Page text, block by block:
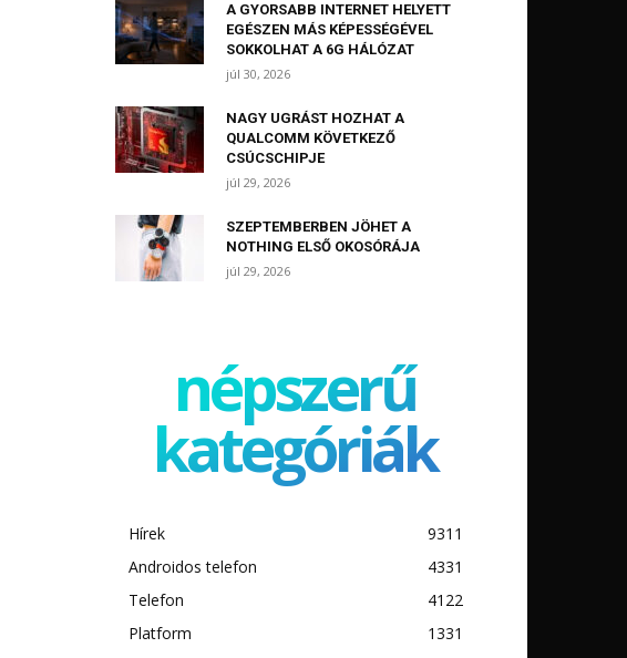
A GYORSABB INTERNET HELYETT
EGÉSZEN MÁS KÉPESSÉGÉVEL
SOKKOLHAT A 6G HÁLÓZAT
júl 30, 2026
NAGY UGRÁST HOZHAT A
QUALCOMM KÖVETKEZŐ
CSÚCSCHIPJE
júl 29, 2026
SZEPTEMBERBEN JÖHET A
NOTHING ELSŐ OKOSÓRÁJA
júl 29, 2026
népszerű
kategóriák
Hírek
9311
Androidos telefon
4331
Telefon
4122
Platform
1331